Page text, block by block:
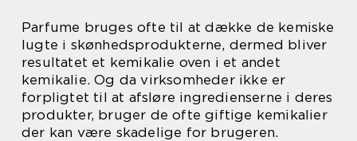
Parfume bruges ofte til at dække de kemiske
lugte i skønhedsprodukterne, dermed bliver
resultatet et kemikalie oven i et andet
kemikalie. Og da virksomheder ikke er
forpligtet til at afsløre ingredienserne i deres
produkter, bruger de ofte giftige kemikalier
der kan være skadelige for brugeren.